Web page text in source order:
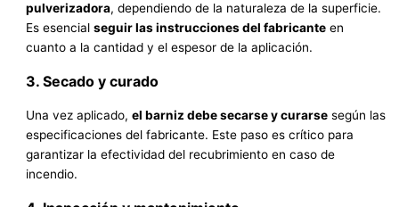
pulverizadora, dependiendo de la naturaleza de la superficie.
Es esencialseguir las instrucciones del fabricante en
cuanto a la cantidad y el espesor de la aplicación.
3. Secado y curado
Una vez aplicado,el barniz debe secarse y curarse según las
especificaciones del fabricante. Este paso es crítico para
garantizar la efectividad del recubrimiento en caso de
incendio.